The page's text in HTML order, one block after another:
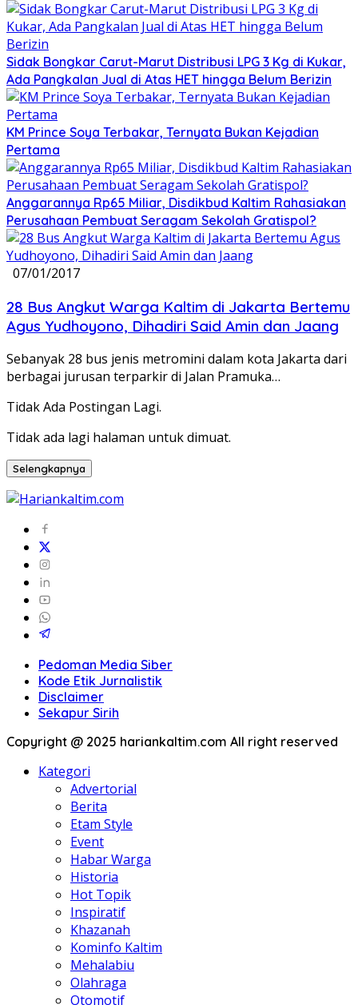
Sidak Bongkar Carut-Marut Distribusi LPG 3 Kg di Kukar,
Ada Pangkalan Jual di Atas HET hingga Belum Berizin
KM Prince Soya Terbakar, Ternyata Bukan Kejadian
Pertama
Anggarannya Rp65 Miliar, Disdikbud Kaltim Rahasiakan
Perusahaan Pembuat Seragam Sekolah Gratispol?
07/01/2017
28 Bus Angkut Warga Kaltim di Jakarta Bertemu
Agus Yudhoyono, Dihadiri Said Amin dan Jaang
Sebanyak 28 bus jenis metromini dalam kota Jakarta dari
berbagai jurusan terparkir di Jalan Pramuka…
Tidak Ada Postingan Lagi.
Tidak ada lagi halaman untuk dimuat.
Selengkapnya
Pedoman Media Siber
Kode Etik Jurnalistik
Disclaimer
Sekapur Sirih
Copyright @ 2025 hariankaltim.com All right reserved
Kategori
Advertorial
Berita
Etam Style
Event
Habar Warga
Historia
Hot Topik
Inspiratif
Khazanah
Kominfo Kaltim
Mehalabiu
Olahraga
Otomotif